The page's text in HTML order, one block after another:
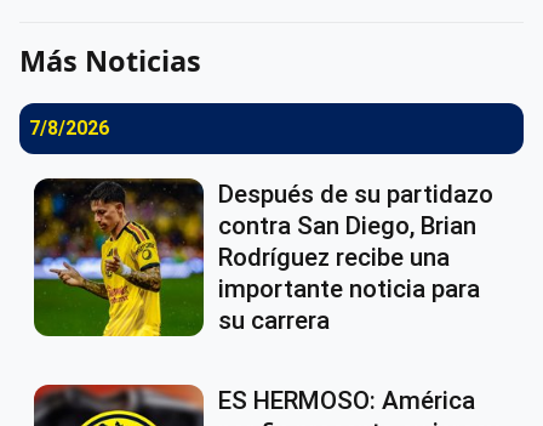
Más Noticias
7/8/2026
Después de su partidazo
contra San Diego, Brian
Rodríguez recibe una
importante noticia para
su carrera
ES HERMOSO: América